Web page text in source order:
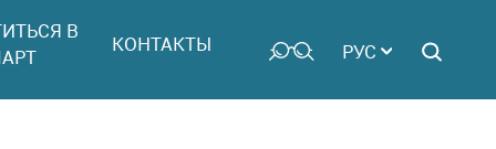
В
КОНТАКТЫ РУС